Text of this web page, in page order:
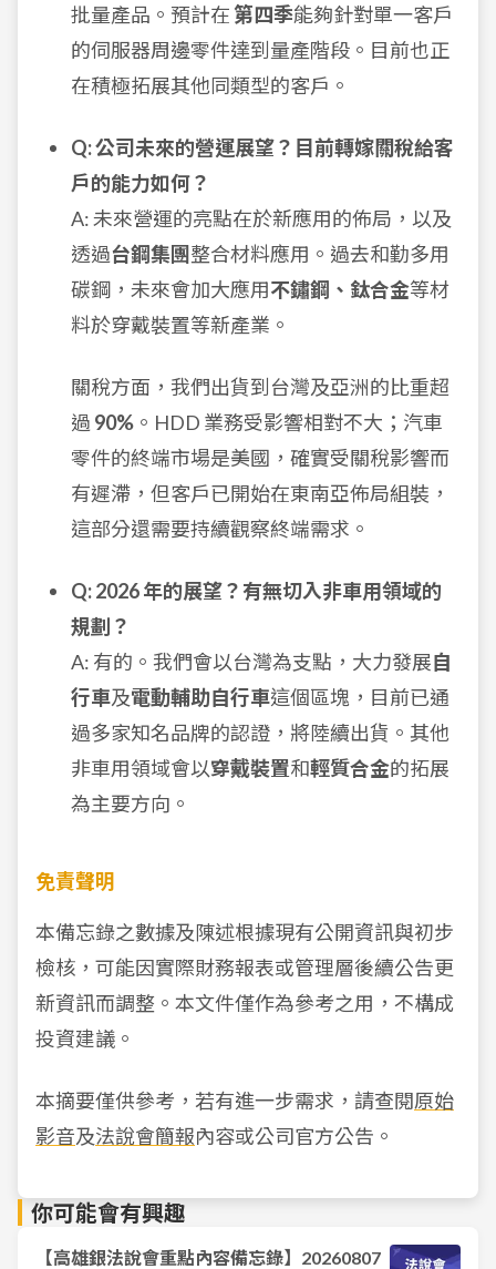
批量產品。預計在 第四季能夠針對單一客戶
的伺服器周邊零件達到量產階段。目前也正
在積極拓展其他同類型的客戶。
Q: 公司未來的營運展望？目前轉嫁關稅給客
戶的能力如何？
A: 未來營運的亮點在於新應用的佈局，以及
透過台鋼集團整合材料應用。過去和勤多用
碳鋼，未來會加大應用不鏽鋼、鈦合金等材
料於穿戴裝置等新產業。
關稅方面，我們出貨到台灣及亞洲的比重超
過 90% 。HDD 業務受影響相對不大；汽車
零件的終端市場是美國，確實受關稅影響而
有遲滯，但客戶已開始在東南亞佈局組裝，
這部分還需要持續觀察終端需求。
Q: 2026 年的展望？有無切入非車用領域的
規劃？
A: 有的。我們會以台灣為支點，大力發展自
行車及電動輔助自行車這個區塊，目前已通
過多家知名品牌的認證，將陸續出貨。其他
非車用領域會以穿戴裝置和輕質合金的拓展
為主要方向。
免責聲明
本備忘錄之數據及陳述根據現有公開資訊與初步
檢核，可能因實際財務報表或管理層後續公告更
新資訊而調整。本文件僅作為參考之用，不構成
投資建議。
本摘要僅供參考，若有進一步需求，請查閱原始
影音及法說會簡報內容或公司官方公告。
你可能會有興趣
【高雄銀法說會重點內容備忘錄】20260807